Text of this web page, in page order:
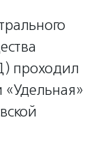
проходил
«Удельная»